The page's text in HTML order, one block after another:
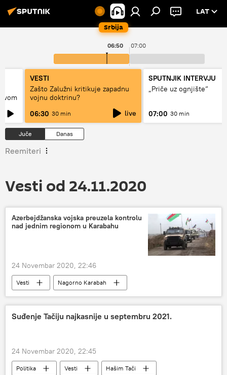
Srbija
LAT
07:00
06:50
VESTI
Zašto Zalužni kritikuje zapadnu
vojnu doktrinu?
06:30 30 min live
SPUTNJIK INTERVJU
„Priče uz ognjište“
07:00 30 min
Juče Danas
Reemiteri
Vesti od 24.11.2020
Azerbejdžanska vojska preuzela kontrolu
nad jednim regionom u Karabahu
24 Novembar 2020, 22:46
Vesti
Nagorno Karabah
Sukob u Nagorno-Karabahu
Azerbejdžan
Suđenje Tačiju najkasnije u septembru 2021.
24 Novembar 2020, 22:45
Politika Vesti
Hašim Tači